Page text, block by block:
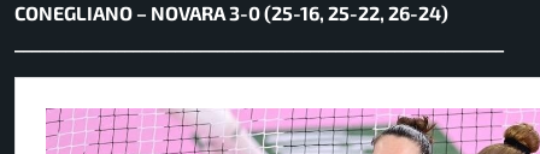
CONEGLIANO – NOVARA 3-0 (25-16, 25-22, 26-24)